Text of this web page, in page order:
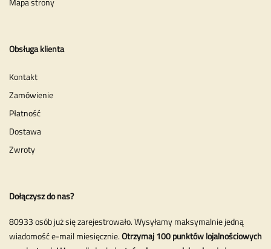
Obsługa klienta
Kontakt
Zamówienie
Płatność
Dostawa
Zwroty
Dołączysz do nas?
80933 osób już się zarejestrowało. Wysyłamy maksymalnie jedną
wiadomość e-mail miesięcznie.Otrzymaj 100 punktów lojalnościowych